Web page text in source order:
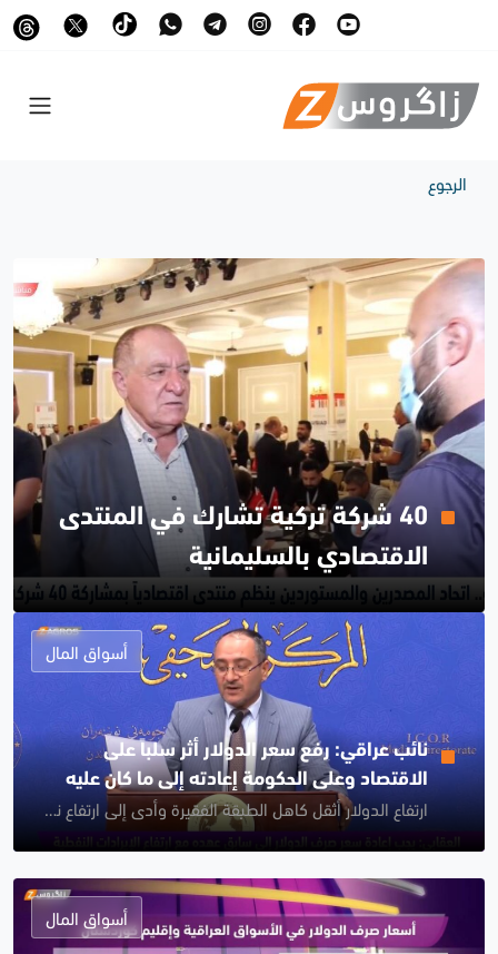
الرجوع
40 شركة تركية تشارك في المنتدى
الاقتصادي بالسليمانية
أسواق المال
نائب عراقي: رفع سعر الدولار أثر سلباً على
الاقتصاد وعلى الحكومة إعادته إلى ما كان عليه
ارتفاع الدولار أثقل كاهل الطبقة الفقيرة وأدى إلى ارتفاع نسب الفقر
أسواق المال